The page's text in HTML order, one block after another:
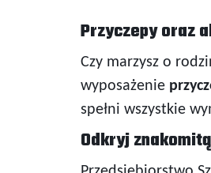
Przyczepy oraz
Czy marzysz o
wyposażenie
spełni wszystkie
Odkryj